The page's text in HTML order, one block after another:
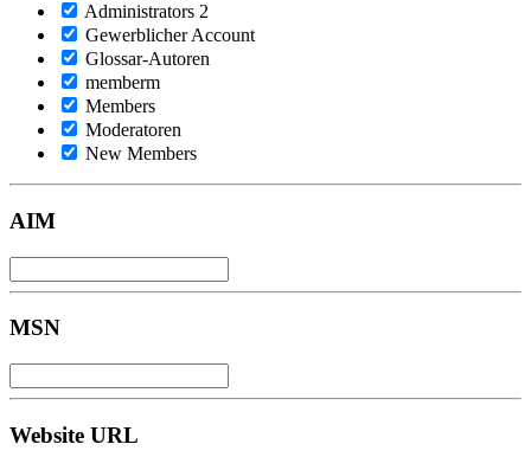
Administrators 2
Gewerblicher Account
Glossar-Autoren
memberm
Members
Moderatoren
New Members
AIM
MSN
Website URL